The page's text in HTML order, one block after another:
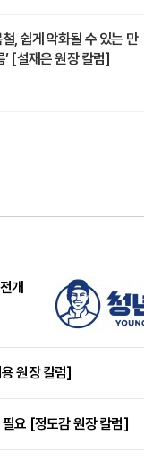
, 쉽게 악화될 수 있는 만
’ [설재은 원장 칼럼]
개
원장 칼럼]
필요 [정도감 원장 칼럼]